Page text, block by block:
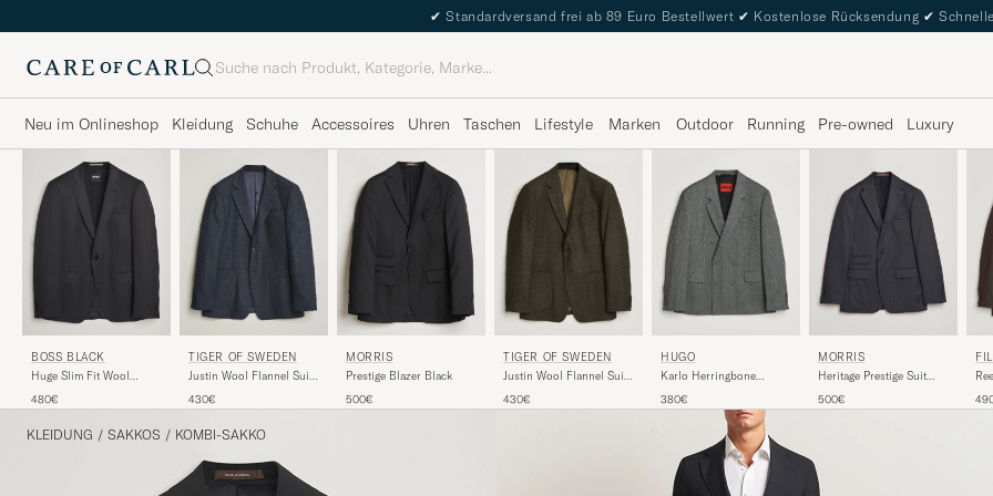
✔ Standardversand frei ab 89 Euro Bestellwert ✔ Kostenlose Rücksendung ✔
Suche
Neu im Onlineshop Kleidung Schuhe Accessoires Uhren Taschen Lifestyle Marken Outdoor Running Pre-owned Luxury
BOSS BLACK
Huge Slim Fit Wool
480€
TIGER OF SWEDEN
Justin Wool Flannel Suit
430€
MORRIS
Prestige Blazer Black
500€
TIGER OF SWEDEN
Justin Wool Flannel Suit
430€
HUGO
Karlo Herringbone
Dark Grey
380€
MORRIS
Heritage Prestige Suit
500€
KLEIDUNG / SAKKOS / KOMBI-SAKKO